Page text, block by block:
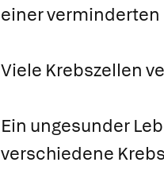
einer
Viele Krebszellen
Ein ungesunder
verschiedene